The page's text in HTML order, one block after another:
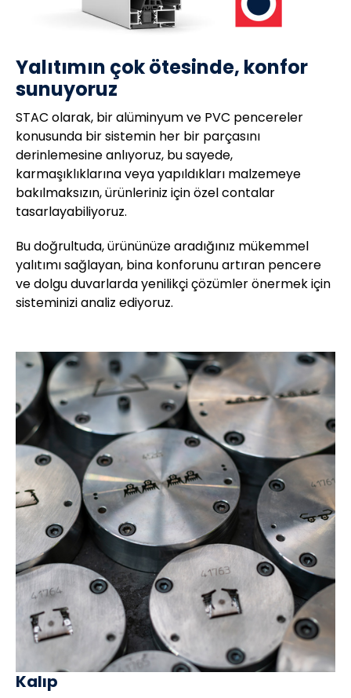
Yalıtımın çok ötesinde, konfor
sunuyoruz
STAC olarak, bir alüminyum ve PVC pencereler
konusunda bir sistemin her bir parçasını
derinlemesine anlıyoruz, bu sayede,
karmaşıklıklarına veya yapıldıkları malzemeye
bakılmaksızın, ürünleriniz için özel contalar
tasarlayabiliyoruz.
Bu doğrultuda, ürününüze aradığınız mükemmel
yalıtımı sağlayan, bina konforunu artıran pencere
ve dolgu duvarlarda yenilikçi çözümler önermek için
sisteminizi analiz ediyoruz.
Kalıp